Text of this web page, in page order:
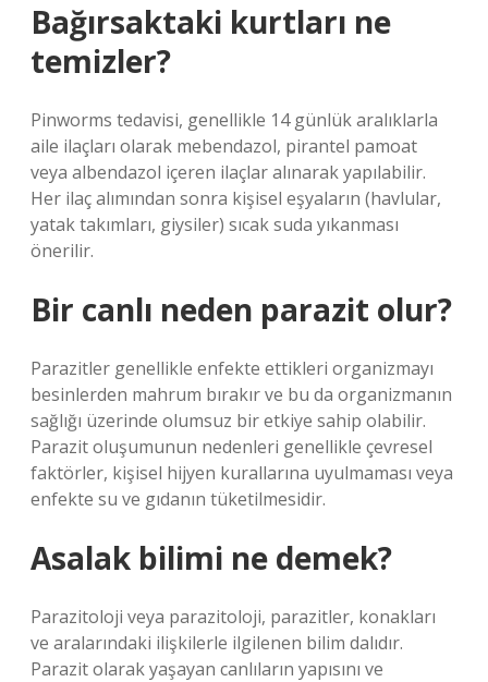
Bağırsaktaki kurtları ne
temizler?
Pinworms tedavisi, genellikle 14 günlük aralıklarla
aile ilaçları olarak mebendazol, pirantel pamoat
veya albendazol içeren ilaçlar alınarak yapılabilir.
Her ilaç alımından sonra kişisel eşyaların (havlular,
yatak takımları, giysiler) sıcak suda yıkanması
önerilir.
Bir canlı neden parazit olur?
Parazitler genellikle enfekte ettikleri organizmayı
besinlerden mahrum bırakır ve bu da organizmanın
sağlığı üzerinde olumsuz bir etkiye sahip olabilir.
Parazit oluşumunun nedenleri genellikle çevresel
faktörler, kişisel hijyen kurallarına uyulmaması veya
enfekte su ve gıdanın tüketilmesidir.
Asalak bilimi ne demek?
Parazitoloji veya parazitoloji, parazitler, konakları
ve aralarındaki ilişkilerle ilgilenen bilim dalıdır.
Parazit olarak yaşayan canlıların yapısını ve